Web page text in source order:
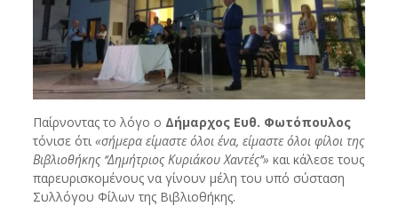
Παίρνοντας το λόγο ο Δήμαρχος Ευθ. Φωτόπουλος
τόνισε ότι«σήμερα είμαστε όλοι ένα, είμαστε όλοι φίλοι της
Βιβλιοθήκης ‘‘Δημήτριος Κυριάκου Χαντές’’» και κάλεσε τους
παρευρισκομένους να γίνουν μέλη του υπό σύσταση
Συλλόγου Φίλων της Βιβλιοθήκης.